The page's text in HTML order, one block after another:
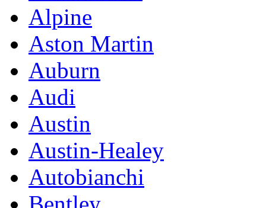
Alpine
Aston Martin
Auburn
Audi
Austin
Austin-Healey
Autobianchi